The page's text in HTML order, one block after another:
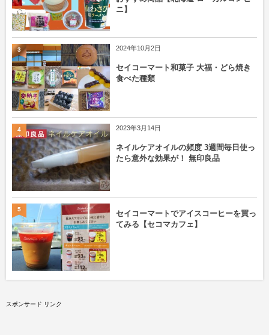
ニ】
2024年10月2日
セイコーマート和菓子 大福・どら焼き
食べた種類
3
2023年3月14日
ネイルケアオイルの頻度 3週間毎日使っ
たら意外な効果が！ 無印良品
4
セイコーマートでアイスコーヒーを買っ
てみる【セコマカフェ】
5
スポンサード リンク